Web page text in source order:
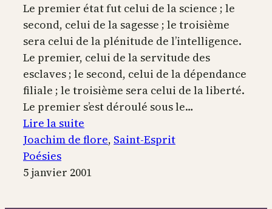
Le premier état fut celui de la science ; le
second, celui de la sagesse ; le troisième
sera celui de la plénitude de l’intelligence.
Le premier, celui de la servitude des
esclaves ; le second, celui de la dépendance
filiale ; le troisième sera celui de la liberté.
Le premier s’est déroulé sous le…
Lire la suite
Le
du
Esprit
Joachim de flore, Saint-Esprit
Poésies
5 janvier 2001